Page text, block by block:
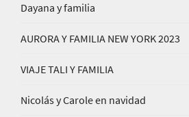
Dayana y familia
AURORA Y FAMILIA NEW YORK 2023
VIAJE TALI Y FAMILIA
Nicolás y Carole en navidad